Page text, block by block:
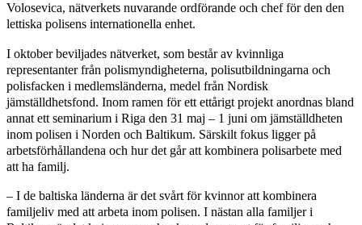
Volosevica, nätverkets nuvarande ordförande och chef för den den
lettiska polisens internationella enhet.
I oktober beviljades nätverket, som består av kvinnliga
representanter från polismyndigheterna, polisutbildningarna och
polisfacken i medlemsländerna, medel från Nordisk
jämställdhetsfond. Inom ramen för ett ettårigt projekt anordnas bland
annat ett seminarium i Riga den 31 maj – 1 juni om jämställdheten
inom polisen i Norden och Baltikum. Särskilt fokus ligger på
arbetsförhållandena och hur det går att kombinera polisarbete med
att ha familj.
– I de baltiska länderna är det svårt för kvinnor att kombinera
familjeliv med att arbeta inom polisen. I nästan alla familjer i